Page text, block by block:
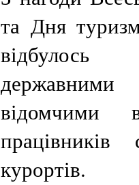
та Дня
відомчими
курортів.